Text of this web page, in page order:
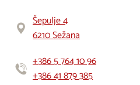
Šepulje 4
6210 Sežana
+386 5 764 10 96
+386 41 879 385